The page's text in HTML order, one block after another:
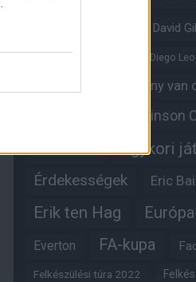
David
Dean Henderson Diego
Donny van
Edinson
Edzői stáb Egykori
Érdekességek Eric
Erik ten Hag
Everton FA-kupa
Felkészülési túra 2022